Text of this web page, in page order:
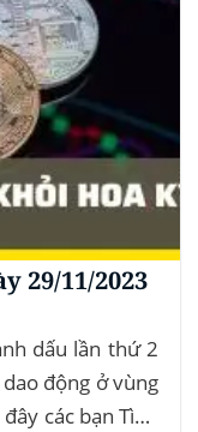
29/11/2023
dấu lần thứ 2
động ở vùng
các bạn Tình